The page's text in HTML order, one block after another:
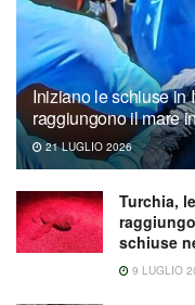
Iniziano le schiuse in
raggiungono il mare
21 LUGLIO 2026
Turchia,
schiuse
9 LUGLIO